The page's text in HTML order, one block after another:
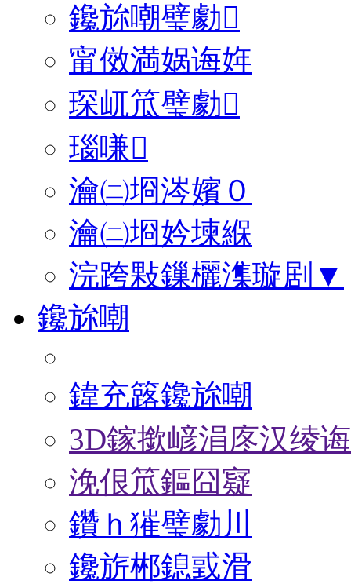
鑱旀嘲璧勮
甯傚満娲诲姩
琛屼笟璧勮
瑙嗛
瀹㈡埛涔嬪０
瀹㈡埛妗堜緥
浣跨敤鏁欐潗璇剧▼
鑱旀嘲
鍏充簬鑱旀嘲
3D鎵撳嵃涓庝汉绫
浼佷笟鏂囧寲
鑽ｈ獕璧勮川
鑱旂郴鎴戜滑